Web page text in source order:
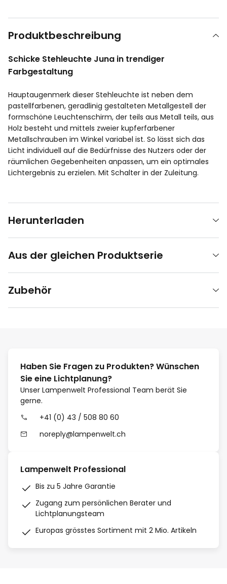
Produktbeschreibung
Schicke Stehleuchte Juna in trendiger
Farbgestaltung
Hauptaugenmerk dieser Stehleuchte ist neben dem
pastellfarbenen, geradlinig gestalteten Metallgestell der
formschöne Leuchtenschirm, der teils aus Metall teils, aus
Holz besteht und mittels zweier kupferfarbener
Metallschrauben im Winkel variabel ist. So lässt sich das
Licht individuell auf die Bedürfnisse des Nutzers oder der
räumlichen Gegebenheiten anpassen, um ein optimales
Lichtergebnis zu erzielen. Mit Schalter in der Zuleitung.
Herunterladen
Aus der gleichen Produktserie
Zubehör
Haben Sie Fragen zu Produkten? Wünschen
Sie eine Lichtplanung?
Unser Lampenwelt Professional Team berät Sie
gerne.
+41 (0) 43 / 508 80 60
noreply@lampenwelt.ch
Lampenwelt Professional
Bis zu 5 Jahre Garantie
Zugang zum persönlichen Berater und
Lichtplanungsteam
Europas grösstes Sortiment mit 2 Mio. Artikeln